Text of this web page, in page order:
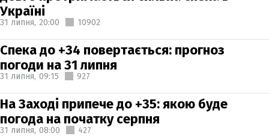
Україні
31 липня, 20:00 10902
Спека до +34 повертається: прогноз
погоди на 31 липня
31 липня, 09:15 927
На Заході припече до +35: якою буде
погода на початку серпня
31 липня, 08:00 427